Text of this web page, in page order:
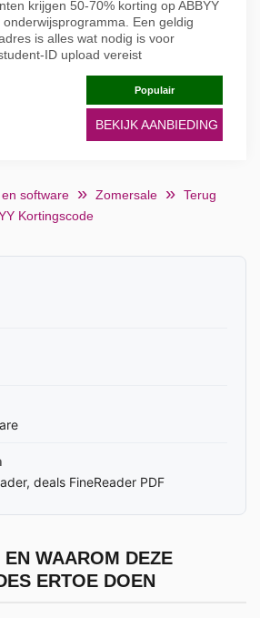
krijgen 50-70% korting op ABBYY
Een geldig
is alles wat nodig is voor
ID upload vereist
Populair
BEKIJK AANBIEDING
software Zomersale
Terug
Kortingscode
deals FineReader PDF
WAAROM DEZE
ERTOE DOEN